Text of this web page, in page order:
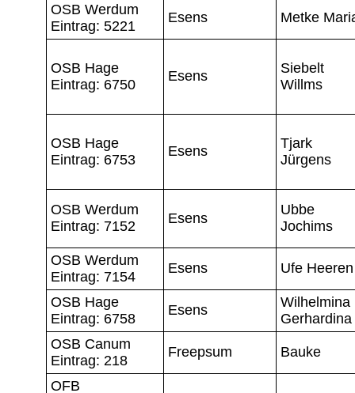
OSB Werdum
Eintrag: 5221
Esens Metke
OSB Hage
Eintrag: 6750
Esens
Siebelt
Willms
OSB Hage
Eintrag: 6753
Esens
Tjark
Jürgens
OSB Werdum
Eintrag: 7152
Esens
Ubbe
Jochims
OSB Werdum
Eintrag: 7154
Esens Ufe Heeren
OSB Hage
Eintrag: 6758
Esens
Wilhelmina
Gerhardina
OSB Canum
Eintrag: 218
Freepsum Bauke
OFB